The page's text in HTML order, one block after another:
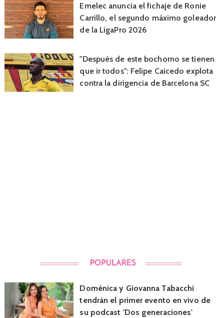
Emelec anuncia el fichaje de Ronie
Carrillo, el segundo máximo goleador
de la LigaPro 2026
"Después de este bochorno se tienen
que ir todos": Felipe Caicedo explota
contra la dirigencia de Barcelona SC
Doménica y Giovanna Tabacchi
tendrán el primer evento en vivo de
su podcast 'Dos generaciones'